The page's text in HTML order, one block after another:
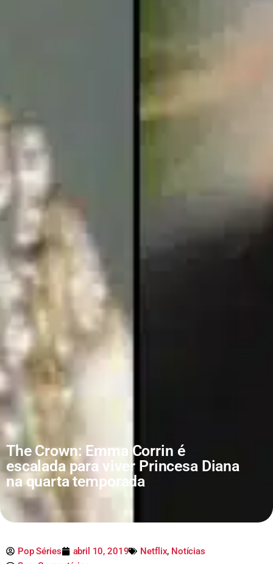
The Crown: Emma Corrin é
escalada para viver Princesa Diana
na quarta temporada
Pop Séries abril 10, 2019 Netflix, Notícias